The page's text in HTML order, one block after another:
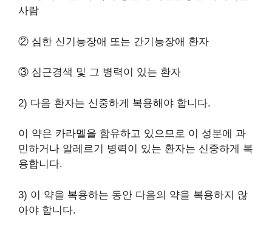
사람
② 심한 신기능장애 또는 간기능장애 환자
③ 심근경색 및 그 병력이 있는 환자
2) 다음 환자는 신중하게 복용해야 합니다.
이 약은 카라멜을 함유하고 있으므로 이 성분에 과
민하거나 알레르기 병력이 있는 환자는 신중하게 복
용합니다.
3) 이 약을 복용하는 동안 다음의 약을 복용하지 않
아야 합니다.